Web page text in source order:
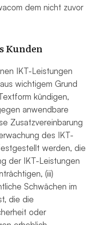
dem nicht zuvor
Kunden
IKT-Leistungen
wichtigem Grund
kündigen,
anwendbare
Zusatzvereinbarung
des IKT-
werden, die
der IKT-Leistungen
(iii)
Schwächen im
die die
oder